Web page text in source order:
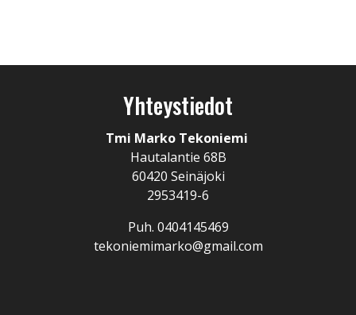
Yhteystiedot
Tmi Marko Tekoniemi
Hautalantie 68B
60420 Seinäjoki
2953419-6
Puh. 0404145469
tekoniemimarko@gmail.com